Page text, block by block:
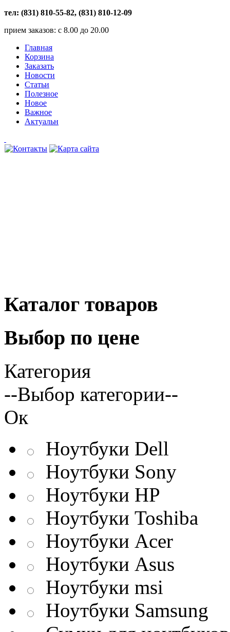
тел: (831) 810-55-82, (831) 810-12-09
прием заказов: с 8.00 до 20.00
Главная
Корзина
Заказать
Новости
Статьи
Полезное
Новое
Важное
Актуальн
Каталог товаров
Выбор по цене
Категория
--Выбор категории--
Ок
Ноутбуки Dell
Ноутбуки Sony
Ноутбуки HP
Ноутбуки Toshiba
Ноутбуки Acer
Ноутбуки Asus
Ноутбуки msi
Ноутбуки Samsung